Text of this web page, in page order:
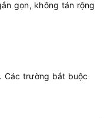
gọn, không tán rộng
Các trường bắt buộc